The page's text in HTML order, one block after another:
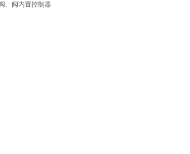
、阀内置控制器